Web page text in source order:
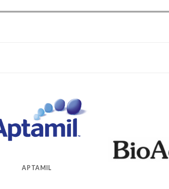
APTAMIL